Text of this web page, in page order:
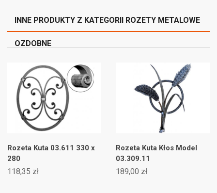
INNE PRODUKTY Z KATEGORII ROZETY METALOWE
OZDOBNE
Rozeta Kuta 03.611 330 x
280
118,35 zł
Rozeta Kuta Kłos Model
03.309.11
189,00 zł